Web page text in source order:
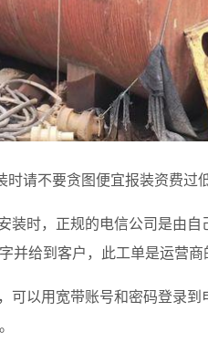
时请不要贪图便宜报装资费过
装时，正规的电信公司是由
并给到客户，此工单是运营商
可以用宽带账号和密码登录